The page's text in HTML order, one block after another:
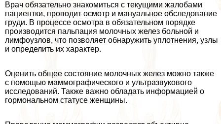
Врач обязательно знакомиться с текущими жалобами
пациентки, проводит осмотр и мануальное обследование
гpyди. В процессе осмотра в обязательном порядке
производится пальпация молочных желез больной и
лимфоузлов, что позволяет обнаружить уплотнения, узлы
и определить их хаpaктер.
Оценить общее состояние молочных желез можно также
с помощью маммографического и ультразвукового
исследований. Также важно обладать информацией о
гормональном статусе женщины.